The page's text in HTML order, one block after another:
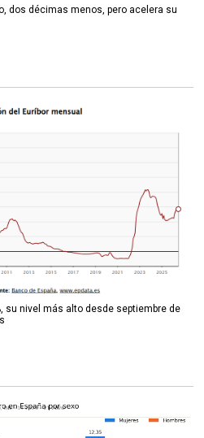
dos décimas menos, pero acelera su
su nivel más alto desde septiembre de